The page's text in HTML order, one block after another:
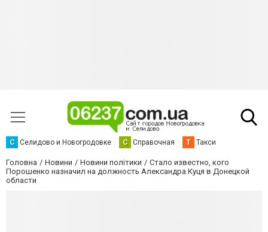
С Селидово и Новогродовке С Справочная Т Такси
Головна Новини Новини політики
Стало известно, кого
Порошенко назначил на должность Александра Куця в Донецкой
области